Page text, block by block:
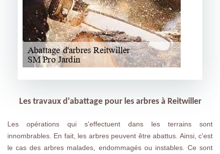
Les travaux d'abattage pour les arbres à Reitwiller
Les opérations qui s'effectuent dans les terrains sont
innombrables. En fait, les arbres peuvent être abattus. Ainsi, c'est
le cas des arbres malades, endommagés ou instables. Ce sont